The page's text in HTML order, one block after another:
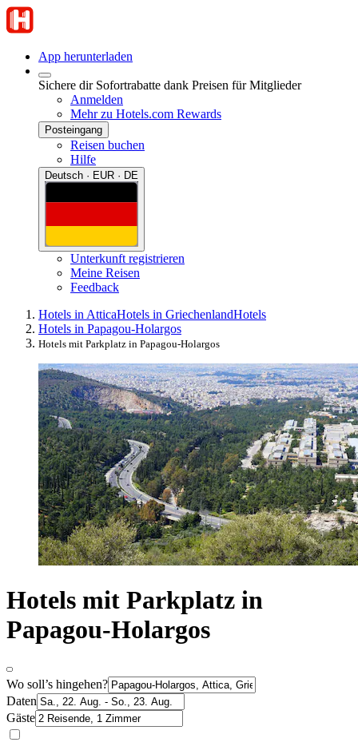
App herunterladen
Sichere dir Sofortrabatte dank Preisen für Mitglieder
Anmelden
Mehr zu Hotels.com Rewards
Posteingang
Reisen buchen
Hilfe
Deutsch · EUR · DE
Unterkunft registrieren
Meine Reisen
Feedback
Hotels in AtticaHotels in GriechenlandHotels
Hotels in Papagou-Holargos
Hotels mit Parkplatz in Papagou-Holargos
Hotels mit Parkplatz in
Papagou-Holargos
Wo soll’s hingehen?
Daten
Gäste